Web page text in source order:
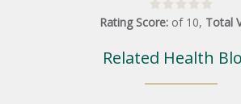
Rating Score: of 10, Total
Related Health